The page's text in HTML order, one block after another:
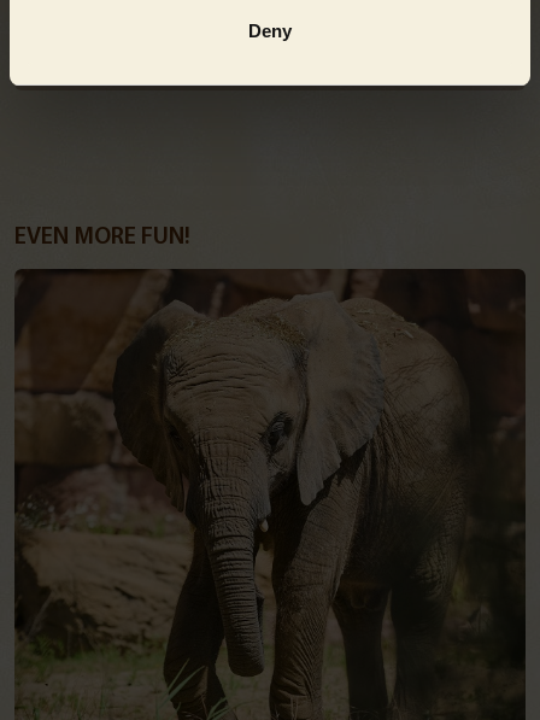
Deny
Alle Antworten erhalten Sie hier im
EVEN MORE FUN!